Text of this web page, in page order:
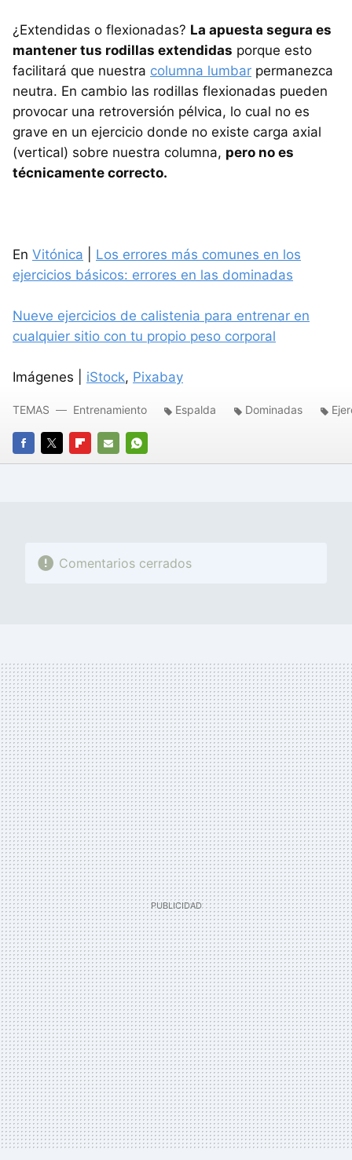
¿Extendidas o flexionadas? La apuesta segura es
mantener tus rodillas extendidas porque esto
facilitará que nuestra columna lumbar permanezca
neutra. En cambio las rodillas flexionadas pueden
provocar una retroversión pélvica, lo cual no es
grave en un ejercicio donde no existe carga axial
(vertical) sobre nuestra columna, pero no es
técnicamente correcto.
En Vitónica
Los errores más comunes en los
ejercicios básicos: errores en las dominadas
Nueve ejercicios de calistenia para entrenar en
cualquier sitio con tu propio peso corporal
Imágenes | iStock, Pixabay
FACEBOOK
TWITTERFLIPBOARD
E-
WHATSAPP
TEMAS Entrenamiento Espalda Dominadas
Comentarios cerrados